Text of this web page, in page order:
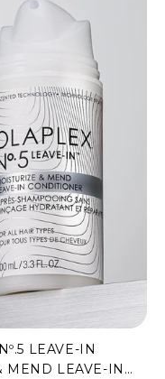
rápida
LEAVE-IN
MEND LEAVE-IN